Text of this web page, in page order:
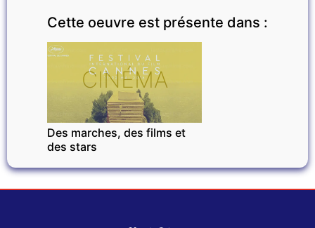
Cette oeuvre est présente dans :
CINÉMA
Des marches, des films et
des stars